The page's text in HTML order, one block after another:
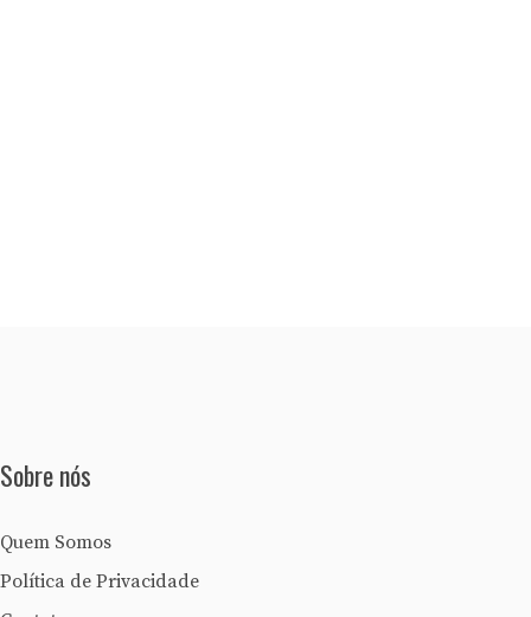
Sobre nós
Quem Somos
Política de Privacidade